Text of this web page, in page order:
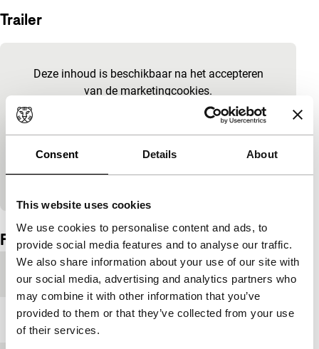
Consent Details About
This website uses cookies
We use cookies to personalise content and ads, to
provide social media features and to analyse our traffic.
We also share information about your use of our site with
our social media, advertising and analytics partners who
may combine it with other information that you’ve
provided to them or that they’ve collected from your use
of their services.
Trailer
Deze inhoud is beschikbaar na het accepteren
van de marketingcookies.
Cookie-instellingen wijzigen
Bekijk op YouTube
Film details
Productielanden Oostenrijk, Zweden
Jaar 2016